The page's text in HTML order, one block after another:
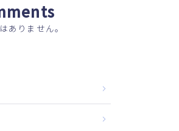
ありません。